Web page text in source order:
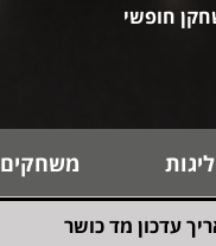
חופשי
ליגות משחקים
עדכון מד כושר